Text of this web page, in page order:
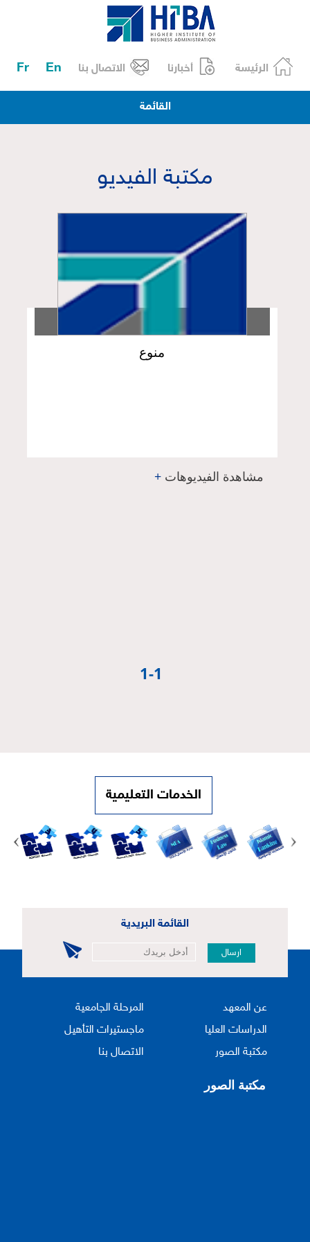
الرئيسة أخبارنا الاتصال بنا En
Fr
القائمة
مكتبة الفيديو
منوع
مشاهدة الفيديوهات+
الخدمات التعليمية
القائمة البريدية
ارسال
عن المعهد
المرحلة الجامعية
الدراسات العليا
ماجستيرات التأهيل
مكتبة الصور
الاتصال بنا